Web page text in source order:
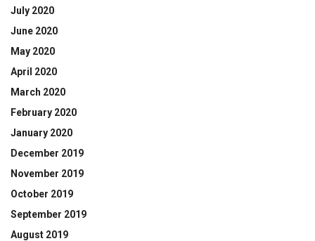
July 2020
June 2020
May 2020
April 2020
March 2020
February 2020
January 2020
December 2019
November 2019
October 2019
September 2019
August 2019